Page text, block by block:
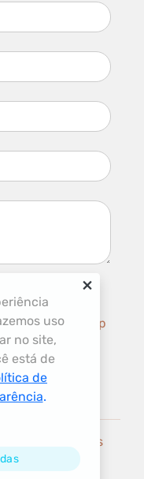
WhatsApp
e-mail
Todos os
uso
no site,
está de
de
.
×